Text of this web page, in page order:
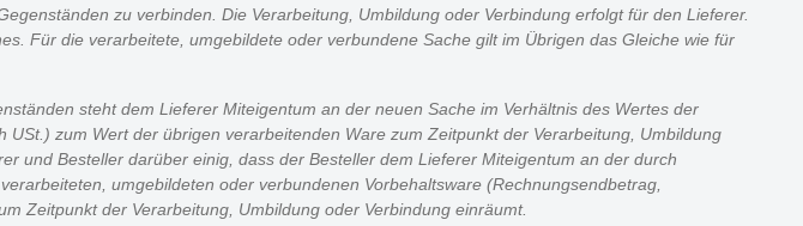
zu verbinden. Die Verarbeitung, Umbildung oder Verbindung erfolgt für den Lieferer.
Für die verarbeitete, umgebildete oder verbundene Sache gilt im Übrigen das Gleiche wie für
steht dem Lieferer Miteigentum an der neuen Sache im Verhältnis des Wertes der
zum Wert der übrigen verarbeitenden Ware zum Zeitpunkt der Verarbeitung, Umbildung
und Besteller darüber einig, dass der Besteller dem Lieferer Miteigentum an der durch
umgebildeten oder verbundenen Vorbehaltsware (Rechnungsendbetrag,
Zeitpunkt der Verarbeitung, Umbildung oder Verbindung einräumt.